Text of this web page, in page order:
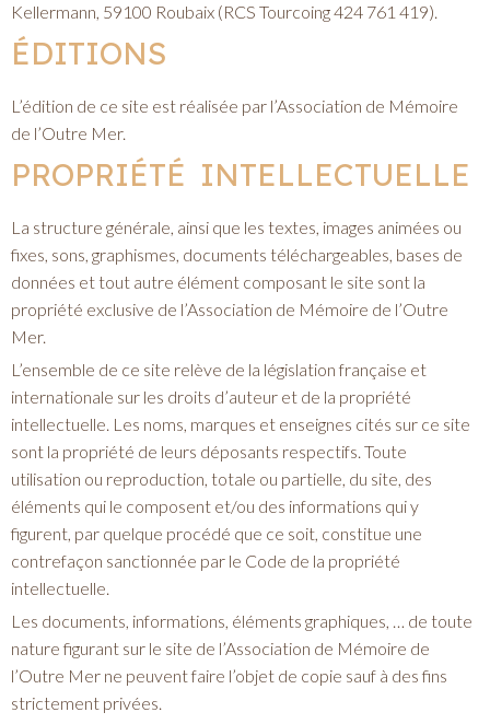
Kellermann, 59100 Roubaix (RCS Tourcoing 424 761 419).
ÉDITIONS
L’édition de ce site est réalisée par l’Association de Mémoire
de l’Outre Mer.
PROPRIÉTÉ INTELLECTUELLE
La structure générale, ainsi que les textes, images animées ou
fixes, sons, graphismes, documents téléchargeables, bases de
données et tout autre élément composant le site sont la
propriété exclusive de l’Association de Mémoire de l’Outre
Mer.
L’ensemble de ce site relève de la législation française et
internationale sur les droits d’auteur et de la propriété
intellectuelle. Les noms, marques et enseignes cités sur ce site
sont la propriété de leurs déposants respectifs. Toute
utilisation ou reproduction, totale ou partielle, du site, des
éléments qui le composent et/ou des informations qui y
figurent, par quelque procédé que ce soit, constitue une
contrefaçon sanctionnée par le Code de la propriété
intellectuelle.
Les documents, informations, éléments graphiques, … de toute
nature figurant sur le site de l’Association de Mémoire de
l’Outre Mer ne peuvent faire l’objet de copie sauf à des fins
strictement privées.